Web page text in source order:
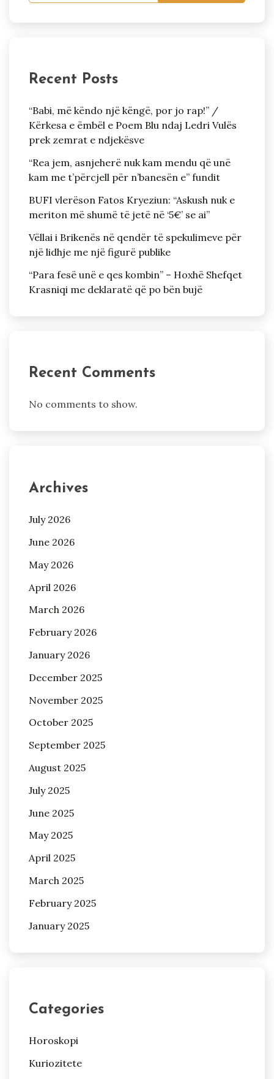
Recent Posts
“Babi, më këndo një këngë, por jo rap!” /
Kërkesa e ëmbël e Poem Blu ndaj Ledri Vulës
prek zemrat e ndjekësve
“Rea jem, asnjeherë nuk kam mendu që unë
kam me t’përcjell për n’banesën e” fundit
BUFI vlerëson Fatos Kryeziun: “Askush nuk e
meriton më shumë të jetë në ‘5€’ se ai”
Vëllai i Brikenës në qendër të spekulimeve për
një lidhje me një figurë publike
“Para fesë unë e qes kombin” – Hoxhë Shefqet
Krasniqi me deklaratë që po bën bujë
Recent Comments
No comments to show.
Archives
July 2026
June 2026
May 2026
April 2026
March 2026
February 2026
January 2026
December 2025
November 2025
October 2025
September 2025
August 2025
July 2025
June 2025
May 2025
April 2025
March 2025
February 2025
January 2025
Categories
Horoskopi
Kuriozitete